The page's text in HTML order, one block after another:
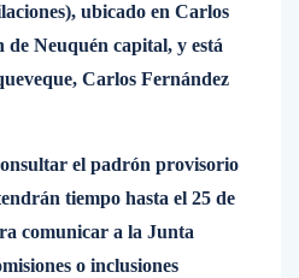
ubicado en Carlos
Neuquén capital, y está
Carlos Fernández
el padrón provisorio
tiempo hasta el 25 de
comunicar a la Junta
o inclusiones